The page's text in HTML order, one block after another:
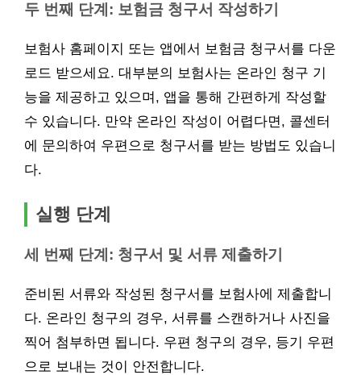
두 번째 단계: 보험금 청구서 작성하기
보험사 홈페이지 또는 앱에서 보험금 청구서를 다운
로드 받으세요. 대부분의 보험사는 온라인 청구 기
능을 제공하고 있으며, 앱을 통해 간편하게 작성할
수 있습니다. 만약 온라인 작성이 어렵다면, 콜센터
에 문의하여 우편으로 청구서를 받는 방법도 있습니
다.
실행 단계
세 번째 단계: 청구서 및 서류 제출하기
준비된 서류와 작성된 청구서를 보험사에 제출합니
다. 온라인 청구의 경우, 서류를 스캔하거나 사진을
찍어 첨부하면 됩니다. 우편 청구의 경우, 등기 우편
으로 보내는 것이 안전합니다.